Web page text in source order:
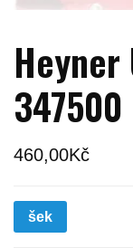
347500
460,00Kč
šek